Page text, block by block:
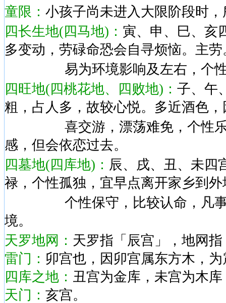
童限： 小孩子尚未进入大限阶段时
四长生地(四马地) ： 寅、 申 、 巳、 亥
多变动，劳碌命恐会自寻烦恼。主劳
易为环境影响及左右，个性敏
四旺地(四桃花地、 四败地)： 子、 午
粗，占人多，故较心悦。多近酒色
喜交游，漂荡难免，个性乐天
感，但会依恋过去。
四墓地(四库地) ： 辰、 戌、 丑、 未四
禄，个性孤独，宜早点离开家乡到
个性保守，比较认命，凡事喜
境。
天罗地网： 天罗指「辰宫」，地网
雷门： 卯宫也，因卯宫属东方木，
四库之地： 丑宫为金库，未宫为木
天门： 亥宫。